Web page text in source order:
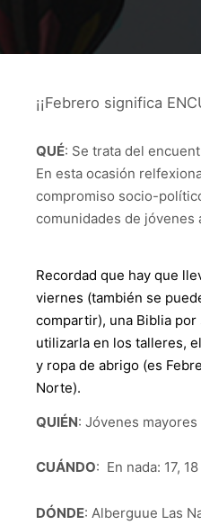
¡¡Febrero significa
QUÉ: Se trata del
En esta ocasión
compromiso socio-
comunidades de jóvenes
Recordad que hay que
viernes (también se
compartir), una Biblia
utilizarla en los talleres,
y ropa de abrigo (es
Norte).
QUIÉN: Jóvenes mayores
CUÁNDO: En nada: 17,
DÓNDE: Alberguue Las